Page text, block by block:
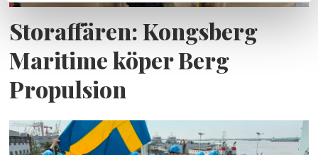
Storaffären: Kongsberg
Maritime köper Berg
Propulsion